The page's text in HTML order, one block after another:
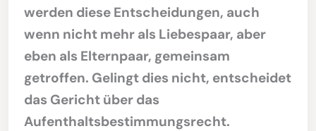
werden diese Entscheidungen, auch
wenn nicht mehr als Liebespaar, aber
eben als Elternpaar, gemeinsam
getroffen. Gelingt dies nicht, entscheidet
das Gericht über das
Aufenthaltsbestimmungsrecht.